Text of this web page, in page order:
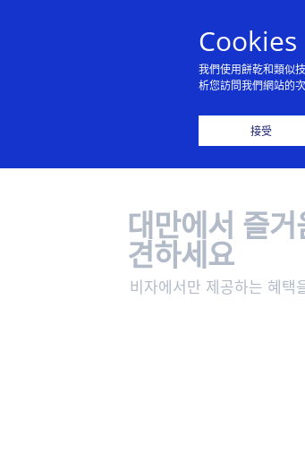
대만에서 즐
견하세요
비자에서만 제공하는 혜택
Cookies
我們使用餅乾和類似
析您訪問我們網站的
接受